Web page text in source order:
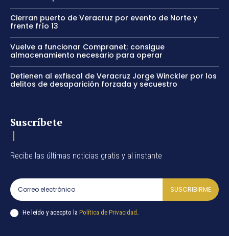
Cierran puerto de Veracruz por evento de Norte y
frente frío 13
Vuelve a funcionar Compranet; consigue
almacenamiento necesario para operar
Detienen al exfiscal de Veracruz Jorge Winckler por los
delitos de desaparición forzada y secuestro
Suscríbete
Recibe las últimas noticias gratis y al instante
SUSCRIBIRME
He leído y acecpto la Política de Privacidad .